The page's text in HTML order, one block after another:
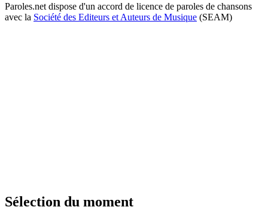
Paroles.net dispose d'un accord de licence de paroles de chansons
avec la Société des Editeurs et Auteurs de Musique (SEAM)
Sélection du moment